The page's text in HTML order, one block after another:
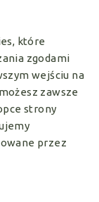
które
zgodami
wejściu na
zawsze
strony
przez